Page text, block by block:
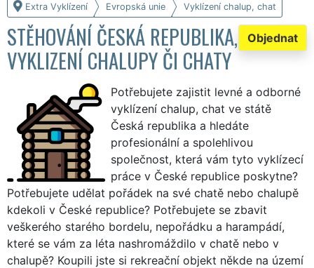
Extra Vyklízení Evropská unie Vyklízení chalup, chat
Objednat
STĚHOVÁNÍ ČESKÁ REPUBLIKA,
VYKLIZENÍ CHALUPY ČI CHATY
Potřebujete zajistit levné a odborné
vyklízení chalup, chat ve státě
Česká republika a hledáte
profesionální a spolehlivou
společnost, která vám tyto vyklízecí
práce v České republice poskytne?
Potřebujete udělat pořádek na své chatě nebo chalupě
kdekoli v České republice? Potřebujete se zbavit
veškerého starého bordelu, nepořádku a harampádí,
které se vám za léta nashromáždilo v chatě nebo v
chalupě? Koupili jste si rekreační objekt někde na území